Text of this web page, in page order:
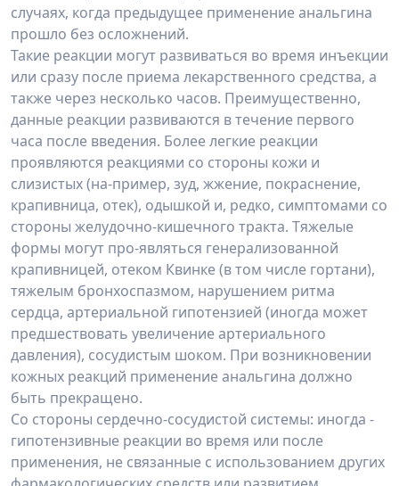
случаях, когда предыдущее применение анальгина
прошло без осложнений.
Такие реакции могут развиваться во время инъекции
или сразу после приема лекарственного средства, а
также через несколько часов. Преимущественно,
данные реакции развиваются в течение первого
часа после введения. Более легкие реакции
проявляются реакциями со стороны кожи и
слизистых (на-пример, зуд, жжение, покраснение,
крапивница, отек), одышкой и, редко, симптомами со
стороны желудочно-кишечного тракта. Тяжелые
формы могут про-являться генерализованной
крапивницей, отеком Квинке (в том числе гортани),
тяжелым бронхоспазмом, нарушением ритма
сердца, артериальной гипотензией (иногда может
предшествовать увеличение артериального
давления), сосудистым шоком. При возникновении
кожных реакций применение анальгина должно
быть прекращено.
Со стороны сердечно-сосудистой системы: иногда -
гипотензивные реакции во время или после
применения, не связанные с использованием других